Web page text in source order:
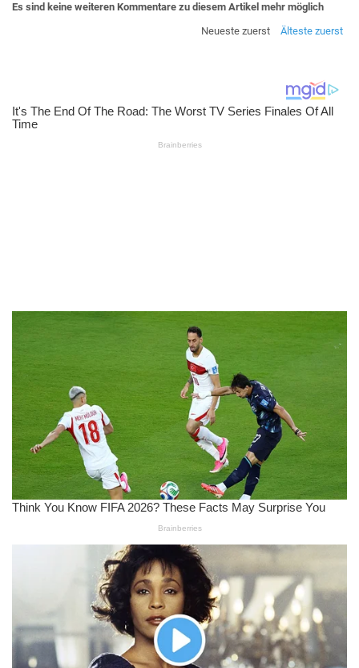
Es sind keine weiteren Kommentare zu diesem Artikel mehr möglich
Neueste zuerst
Älteste zuerst